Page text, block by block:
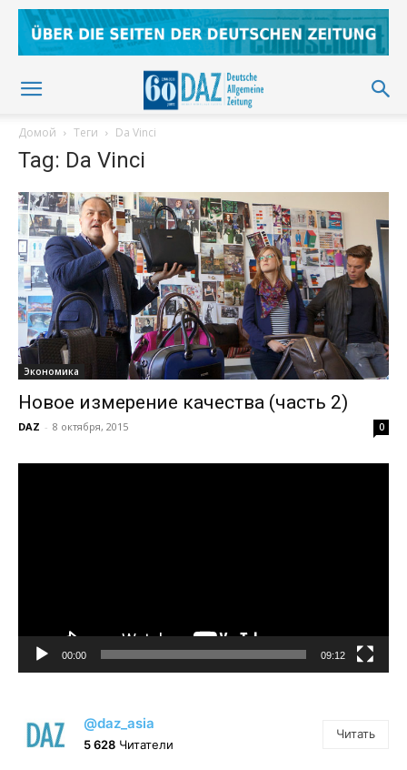
Домой Теги Da Vinci
Tag: Da Vinci
Экономика
Новое измерение качества (часть 2)
DAZ - 8 октября, 2015 0
00:00 09:12
@daz_asia
5 628 Читатели
Читать